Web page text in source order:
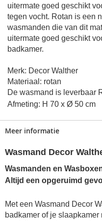
uitermate goed geschikt
tegen vocht. Rotan is een
wasmanden die van dit
uitermate goed geschikt
badkamer.
Merk: Decor Walther
Materiaal: rotan
De wasmand is leverbaar
Afmeting: H 70 x Ø 50 cm
Meer informatie
Wasmand Decor
Wasmanden en
Altijd een opgeruimd
Met een Wasmand Decor
badkamer of je